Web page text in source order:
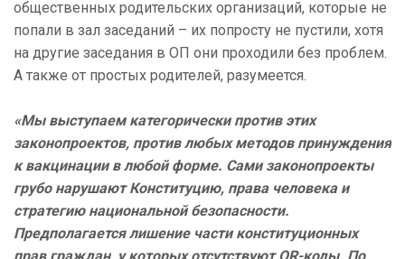
общественных родительских организаций, которые не
попали в зал заседаний – их попросту не пустили, хотя
на другие заседания в ОП они проходили без проблем.
А также от простых родителей, разумеется.
«Мы выступаем категорически против этих
законопроектов, против любых методов принуждения
к вакцинации в любой форме. Сами законопроекты
грубо нарушают Конституцию, права человека и
стратегию национальной безопасности.
Предполагается лишение части конституционных